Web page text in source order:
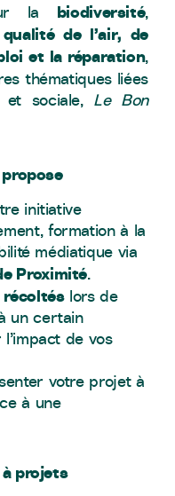
la biodiversité,
qualité de l’air, de
et la réparation,
thématiques liées
sociale, Le Bon
initiative
formation à la
médiatique via
Proximité.
récoltéslors de
un certain
de vos
votre projet à
à une
projets